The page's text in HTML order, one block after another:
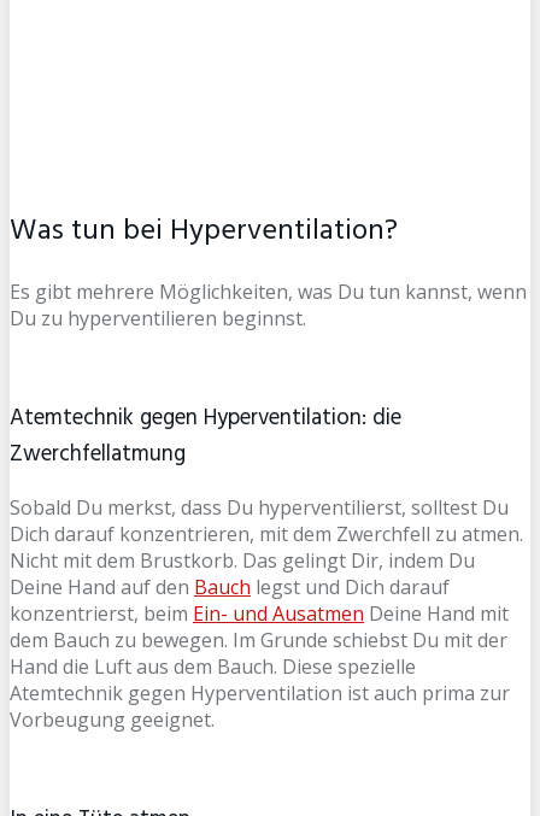
Was tun bei Hyperventilation?
Es gibt mehrere Möglichkeiten, was Du tun kannst, wenn
Du zu hyperventilieren beginnst.
Atemtechnik gegen Hyperventilation: die
Zwerchfellatmung
Sobald Du merkst, dass Du hyperventilierst, solltest Du
Dich darauf konzentrieren, mit dem Zwerchfell zu atmen.
Nicht mit dem Brustkorb. Das gelingt Dir, indem Du
Deine Hand auf den Bauch legst und Dich darauf
konzentrierst, beim Ein- und Ausatmen Deine Hand mit
dem Bauch zu bewegen. Im Grunde schiebst Du mit der
Hand die Luft aus dem Bauch. Diese spezielle
Atemtechnik gegen Hyperventilation ist auch prima zur
Vorbeugung geeignet.